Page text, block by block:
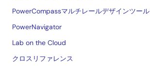
PowerCompassマルチレールデザインツール
PowerNavigator
Lab on the Cloud
クロスリファレンス